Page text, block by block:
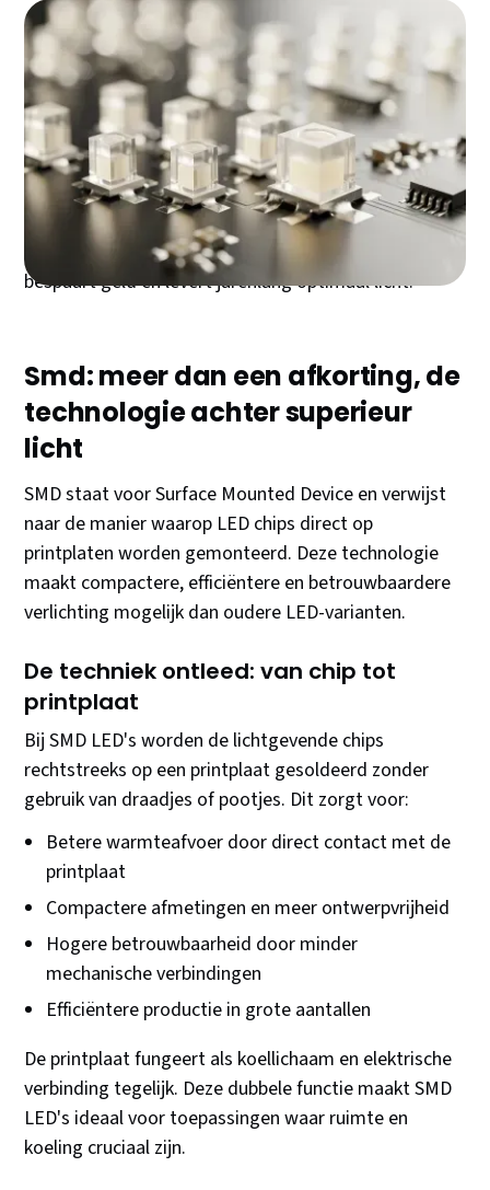
SMD LED lampen revolutioneren de verlichtingsmarkt
met hun unieke technologie en superieure prestaties.
Deze Surface Mounted Device LED's bieden meer licht
per watt, langere levensduur en betere koeling dan
traditionele verlichtingsoplossingen. Of je nu zoekt
naar sfeervolle strips, krachtige bouwlampen of
energiezuinige spots - de juiste SMD LED keuze
bespaart geld en levert jarenlang optimaal licht.
Smd: meer dan een afkorting, de
technologie achter superieur
licht
SMD staat voor Surface Mounted Device en verwijst
naar de manier waarop LED chips direct op
printplaten worden gemonteerd. Deze technologie
maakt compactere, efficiëntere en betrouwbaardere
verlichting mogelijk dan oudere LED-varianten.
De techniek ontleed: van chip tot
printplaat
Bij SMD LED's worden de lichtgevende chips
rechtstreeks op een printplaat gesoldeerd zonder
gebruik van draadjes of pootjes. Dit zorgt voor:
Betere warmteafvoer door direct contact met de
printplaat
Compactere afmetingen en meer ontwerpvrijheid
Hogere betrouwbaarheid door minder
mechanische verbindingen
Efficiëntere productie in grote aantallen
De printplaat fungeert als koellichaam en elektrische
verbinding tegelijk. Deze dubbele functie maakt SMD
LED's ideaal voor toepassingen waar ruimte en
koeling cruciaal zijn.